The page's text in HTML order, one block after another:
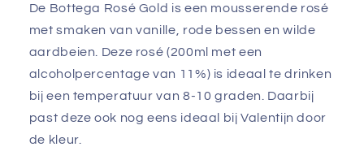
De Bottega Rosé Gold is een mousserende rosé
met smaken van vanille, rode bessen en wilde
aardbeien. Deze rosé (200ml met een
alcoholpercentage van 11%) is ideaal te drinken
bij een temperatuur van 8-10 graden. Daarbij
past deze ook nog eens ideaal bij Valentijn door
de kleur.